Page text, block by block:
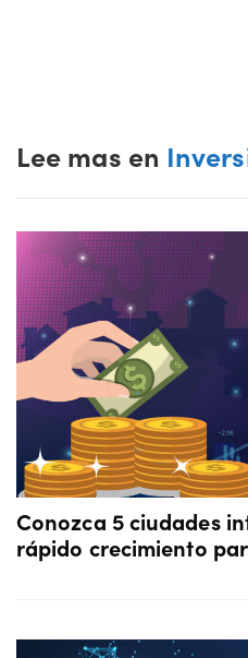
Lee mas en
Conozca 5 ciudades
rápido crecimiento